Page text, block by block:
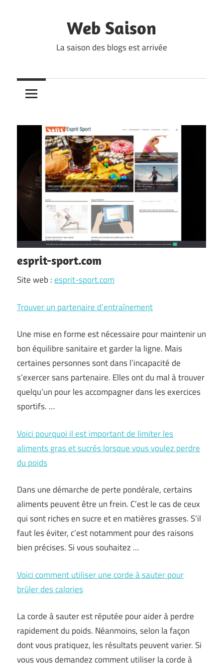
Web Saison
La saison des blogs est arrivée
esprit-sport.com
Site web :esprit-sport.com
Trouver un partenaire d’entraînement
Une mise en forme est nécessaire pour maintenir un
bon équilibre sanitaire et garder la ligne. Mais
certaines personnes sont dans l’incapacité de
s’exercer sans partenaire. Elles ont du mal à trouver
quelqu’un pour les accompagner dans les exercices
sportifs. …
Voici pourquoi il est important de limiter les
aliments gras et sucrés lorsque vous voulez perdre
du poids
Dans une démarche de perte pondérale, certains
aliments peuvent être un frein. C’est le cas de ceux
qui sont riches en sucre et en matières grasses. S’il
faut les éviter, c’est notamment pour des raisons
bien précises. Si vous souhaitez …
Voici comment utiliser une corde à sauter pour
brûler des calories
La corde à sauter est réputée pour aider à perdre
rapidement du poids. Néanmoins, selon la façon
dont vous pratiquez, les résultats peuvent varier. Si
vous vous demandez comment utiliser la corde à